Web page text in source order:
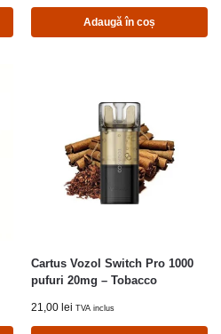
Adaugă în coș
Cartus Vozol Switch Pro 1000
pufuri 20mg – Tobacco
21,00 lei TVA inclus